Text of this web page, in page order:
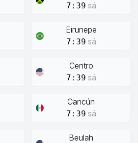
7:39 sá
Eirunepe
7:39 sá
Centro
7:39 sá
Cancún
7:39 sá
Beulah